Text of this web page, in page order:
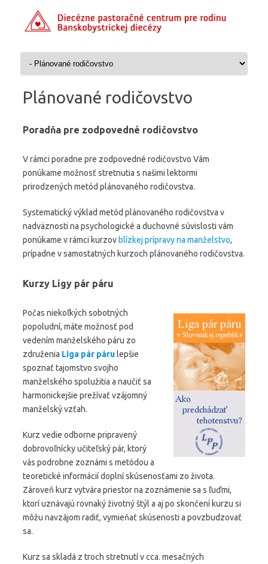
Preskočiť na obsah
Plánované rodičovstvo
Poradňa pre zodpovedné rodičovstvo
V rámci poradne pre zodpovedné rodičovstvo Vám
ponúkame možnosť stretnutia s našimi lektormi
prirodzených metód plánovaného rodičovstva.
Systematický výklad metód plánovaného rodičovstva v
nadväznosti na psychologické a duchovné súvislosti vám
ponúkame v rámci kurzov blízkej prípravy na manželstvo,
prípadne v samostatných kurzoch plánovaného rodičovstva.
Kurzy Ligy pár páru
Počas niekoľkých sobotných
popoludní, máte možnosť pod
vedením manželského páru zo
združenia Liga pár páru lepšie
spoznať tajomstvo svojho
manželského spolužitia a naučiť sa
harmonickejšie prežívať vzájomný
manželský vzťah.
Kurz vedie odborne pripravený
dobrovoľnícky učiteľský pár, ktorý
vás podrobne zoznámi s metódou a
teoretické informácií doplní skúsenosťami zo života.
Zároveň kurz vytvára priestor na zoznámenie sa s ľuďmi,
ktorí uznávajú rovnaký životný štýl a aj po skončení kurzu si
môžu navzájom radiť, vymieňať skúsenosti a povzbudzovať
sa.
Kurz sa skladá z troch stretnutí v cca. mesačných